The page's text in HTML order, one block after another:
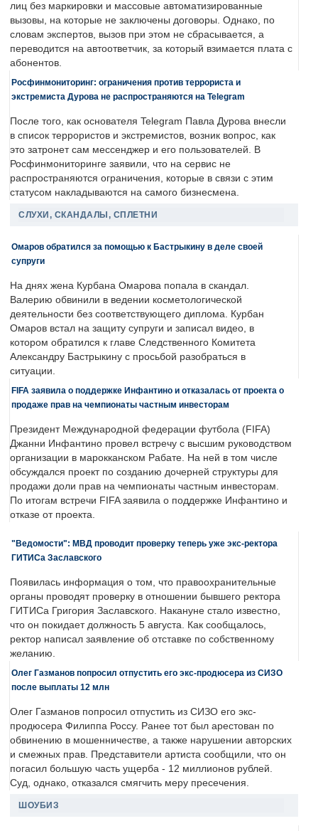
лиц без маркировки и массовые автоматизированные
вызовы, на которые не заключены договоры. Однако, по
словам экспертов, вызов при этом не сбрасывается, а
переводится на автоответчик, за который взимается плата с
абонентов.
Росфинмониторинг: ограничения против террориста и
экстремиста Дурова не распространяются на Telegram
После того, как основателя Telegram Павла Дурова внесли
в список террористов и экстремистов, возник вопрос, как
это затронет сам мессенджер и его пользователей. В
Росфинмониторинге заявили, что на сервис не
распространяются ограничения, которые в связи с этим
статусом накладываются на самого бизнесмена.
СЛУХИ, СКАНДАЛЫ, СПЛЕТНИ
Омаров обратился за помощью к Бастрыкину в деле своей
супруги
На днях жена Курбана Омарова попала в скандал.
Валерию обвинили в ведении косметологической
деятельности без соответствующего диплома. Курбан
Омаров встал на защиту супруги и записал видео, в
котором обратился к главе Следственного Комитета
Александру Бастрыкину с просьбой разобраться в
ситуации.
FIFA заявила о поддержке Инфантино и отказалась от проекта о
продаже прав на чемпионаты частным инвесторам
Президент Международной федерации футбола (FIFA)
Джанни Инфантино провел встречу с высшим руководством
организации в марокканском Рабате. На ней в том числе
обсуждался проект по созданию дочерней структуры для
продажи доли прав на чемпионаты частным инвесторам.
По итогам встречи FIFA заявила о поддержке Инфантино и
отказе от проекта.
"Ведомости": МВД проводит проверку теперь уже экс-ректора
ГИТИСа Заславского
Появилась информация о том, что правоохранительные
органы проводят проверку в отношении бывшего ректора
ГИТИСа Григория Заславского. Накануне стало известно,
что он покидает должность 5 августа. Как сообщалось,
ректор написал заявление об отставке по собственному
желанию.
Олег Газманов попросил отпустить его экс-продюсера из СИЗО
после выплаты 12 млн
Олег Газманов попросил отпустить из СИЗО его экс-
продюсера Филиппа Россу. Ранее тот был арестован по
обвинению в мошенничестве, а также нарушении авторских
и смежных прав. Представители артиста сообщили, что он
погасил большую часть ущерба - 12 миллионов рублей.
Суд, однако, отказался смягчить меру пресечения.
ШОУБИЗ